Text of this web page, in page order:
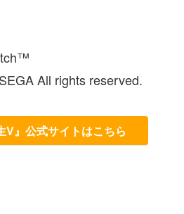
All rights reserved.
V』公式サイトはこちら